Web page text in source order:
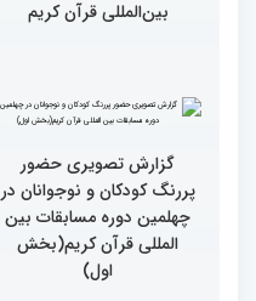
گزارش تصویری بازدید
کریم از حسینیه جماران
میلاد
جزئیات چهارمین روز رقابت
بخش برادران مسابقات
بین‌المللی قرآن کریم